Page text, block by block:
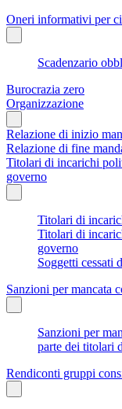
Oneri informativi per
Scadenzario
Burocrazia zero
Organizzazione
Relazione di inizio
Relazione di fine
Titolari di incarichi
governo
Titolari di
Titolari di
governo
Soggetti cessati
Sanzioni per mancata
Sanzioni per
parte dei titolari
Rendiconti gruppi